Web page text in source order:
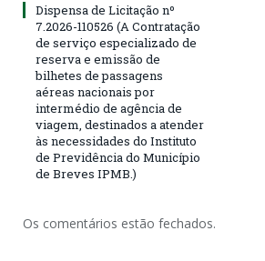
Dispensa de Licitação nº
7.2026-110526 (A Contratação
de serviço especializado de
reserva e emissão de
bilhetes de passagens
aéreas nacionais por
intermédio de agência de
viagem, destinados a atender
às necessidades do Instituto
de Previdência do Município
de Breves IPMB.)
Os comentários estão fechados.